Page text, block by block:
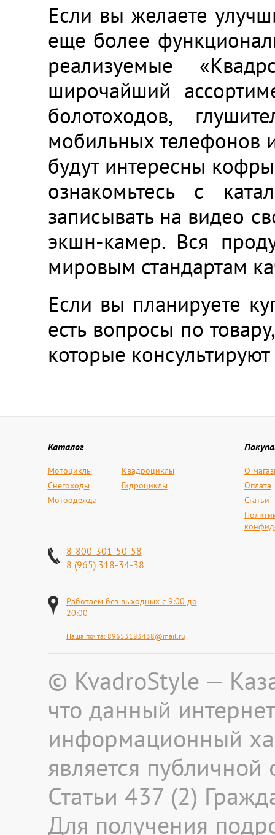
Если вы желаете
еще более
реализуемые
широчайший
болотоходов,
мобильных телефонов
будут интересны
ознакомьтесь с
записывать на видео
экшн-камер. Вся
мировым стандартам
Если вы планируете
есть вопросы по
которые
Каталог
Мотоциклы
Квадроциклы
Снегоходы
Гидроциклы
Мотоодежда
О
Оплата
Статьи
8-800-301-50-58
8 (965) 318-34-38
Работаем без выходных с 9:00 до
20:00
Наша почта: 89653183438@mail.ru
© KvadroStyle —
что данный
информационный
является
Статьи 437 (2)
Для получения